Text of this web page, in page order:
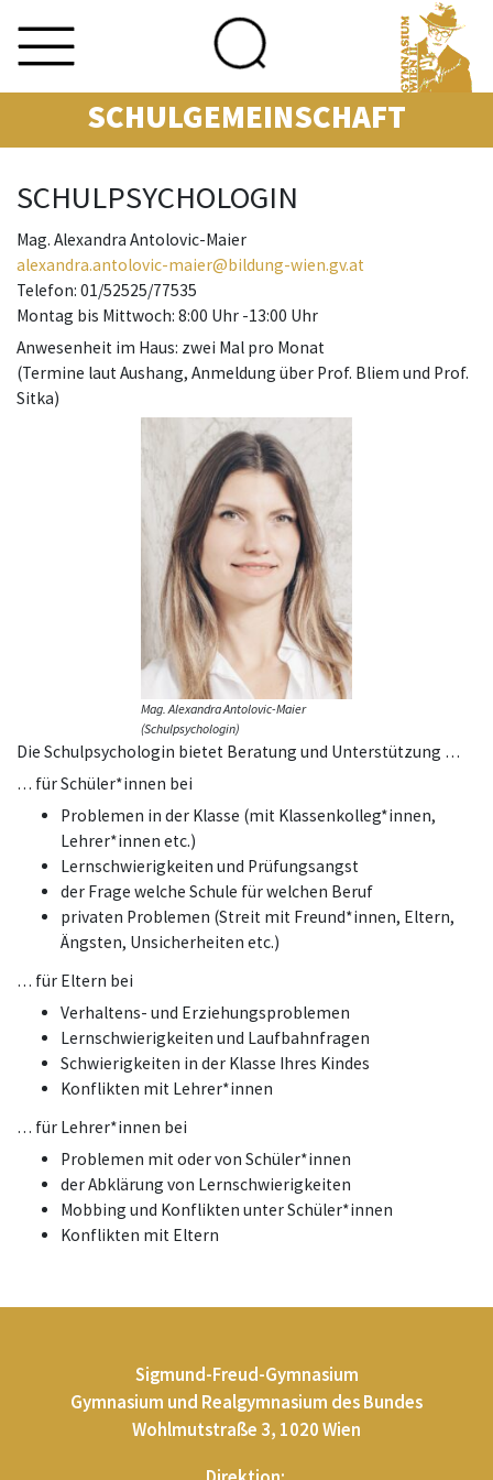
SCHULGEMEINSCHAFT
content
SCHULPSYCHOLOGIN
Mag. Alexandra Antolovic-Maier
alexandra.antolovic-maier@bildung-wien.gv.at
Telefon: 01/52525/77535
Montag bis Mittwoch: 8:00 Uhr -13:00 Uhr
Anwesenheit im Haus: zwei Mal pro Monat
(Termine laut Aushang, Anmeldung über Prof. Bliem und Prof.
Sitka)
Mag. Alexandra Antolovic-Maier
(Schulpsychologin)
Die Schulpsychologin bietet Beratung und Unterstützung …
… für Schüler*innen bei
Problemen in der Klasse (mit Klassenkolleg*innen,
Lehrer*innen etc.)
Lernschwierigkeiten und Prüfungsangst
der Frage welche Schule für welchen Beruf
privaten Problemen (Streit mit Freund*innen, Eltern,
Ängsten, Unsicherheiten etc.)
… für Eltern bei
Verhaltens- und Erziehungsproblemen
Lernschwierigkeiten und Laufbahnfragen
Schwierigkeiten in der Klasse Ihres Kindes
Konflikten mit Lehrer*innen
… für Lehrer*innen bei
Problemen mit oder von Schüler*innen
der Abklärung von Lernschwierigkeiten
Mobbing und Konflikten unter Schüler*innen
Konflikten mit Eltern
Sigmund-Freud-Gymnasium
Gymnasium und Realgymnasium des Bundes
Wohlmutstraße 3, 1020 Wien